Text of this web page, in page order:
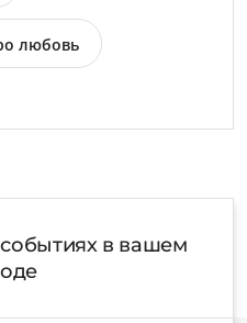
любовь
в вашем